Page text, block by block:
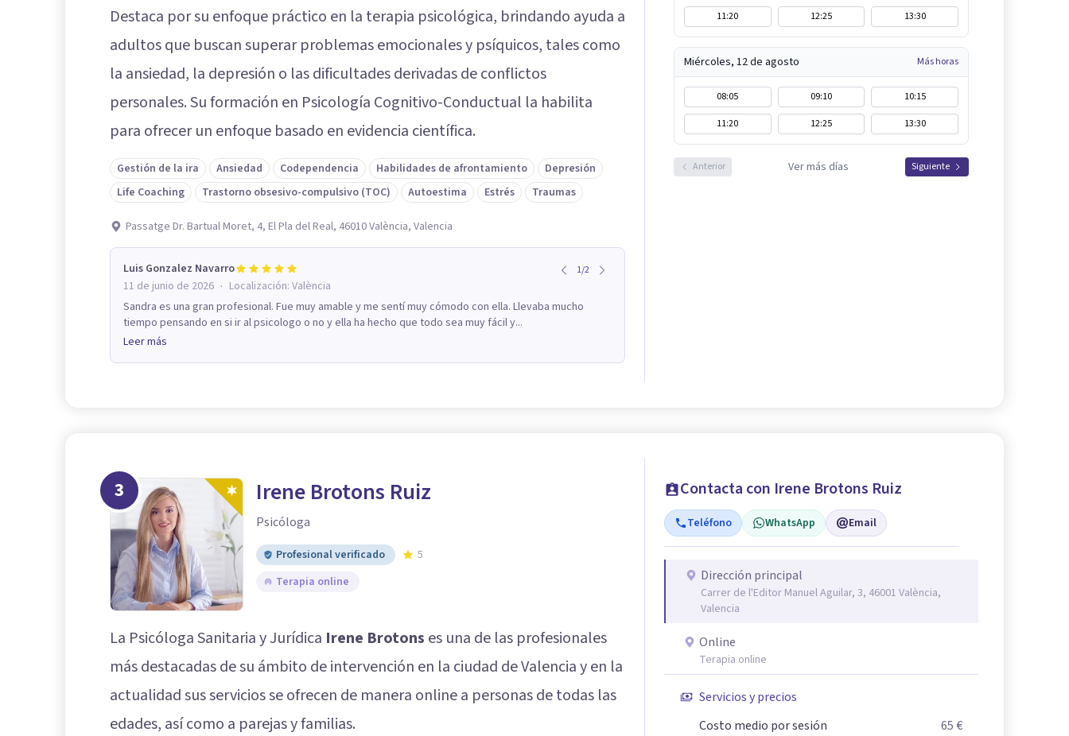
Destaca por su enfoque práctico en la terapia psicológica, brindando ayuda a
adultos que buscan superar problemas emocionales y psíquicos, tales como
la ansiedad, la depresión o las dificultades derivadas de conflictos
personales. Su formación en Psicología Cognitivo-Conductual la habilita
para ofrecer un enfoque basado en evidencia científica.
Gestión de la ira Ansiedad Codependencia Habilidades de afrontamiento
Depresión
Life Coaching
Trastorno obsesivo-compulsivo (TOC) Autoestima Estrés Traumas
Passatge Dr. Bartual Moret, 4, El Pla del Real, 46010 València, Valencia
Luis Gonzalez Navarro 1/2
11 de junio de 2026 · Localización: València
Sandra es una gran profesional. Fue muy amable y me sentí muy cómodo con ella. Llevaba mucho
tiempo pensando en si ir al psicologo o no y ella ha hecho que todo sea muy fácil y...
Leer más
11:20
12:25 13:30
Miércoles, 12 de agosto Más horas
08:05 09:10
10:15
11:20
12:25 13:30
Anterior Ver más días Siguiente
3 Irene Brotons Ruiz
Psicóloga
Profesional verificado
5
Terapia online
La Psicóloga Sanitaria y Jurídica Irene Brotons es una de las profesionales
más destacadas de su ámbito de intervención en la ciudad de Valencia y en la
actualidad sus servicios se ofrecen de manera online a personas de todas las
edades, así como a parejas y familias.
Contacta con Irene Brotons Ruiz
Teléfono WhatsApp Email
Dirección principal
Carrer de l'Editor Manuel Aguilar, 3, 46001 València,
Valencia
Online
Terapia online
Servicios y precios
Costo medio por sesión
65 €